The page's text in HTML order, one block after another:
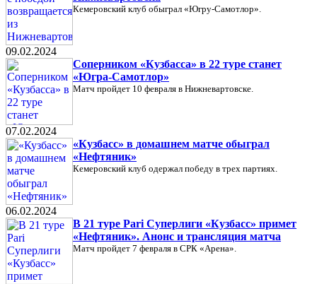
Кемеровский клуб обыграл «Югру-Самотлор».
09.02.2024
Соперником «Кузбасса» в 22 туре станет
«Югра-Самотлор»
Матч пройдет 10 февраля в Нижневартовске.
07.02.2024
«Кузбасс» в домашнем матче обыграл
«Нефтяник»
Кемеровский клуб одержал победу в трех партиях.
06.02.2024
В 21 туре Pari Суперлиги «Кузбасс» примет
«Нефтяник». Анонс и трансляция матча
Матч пройдет 7 февраля в СРК «Арена».